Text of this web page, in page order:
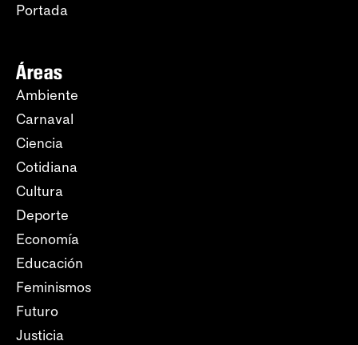
Portada
Áreas
Ambiente
Carnaval
Ciencia
Cotidiana
Cultura
Deporte
Economía
Educación
Feminismos
Futuro
Justicia